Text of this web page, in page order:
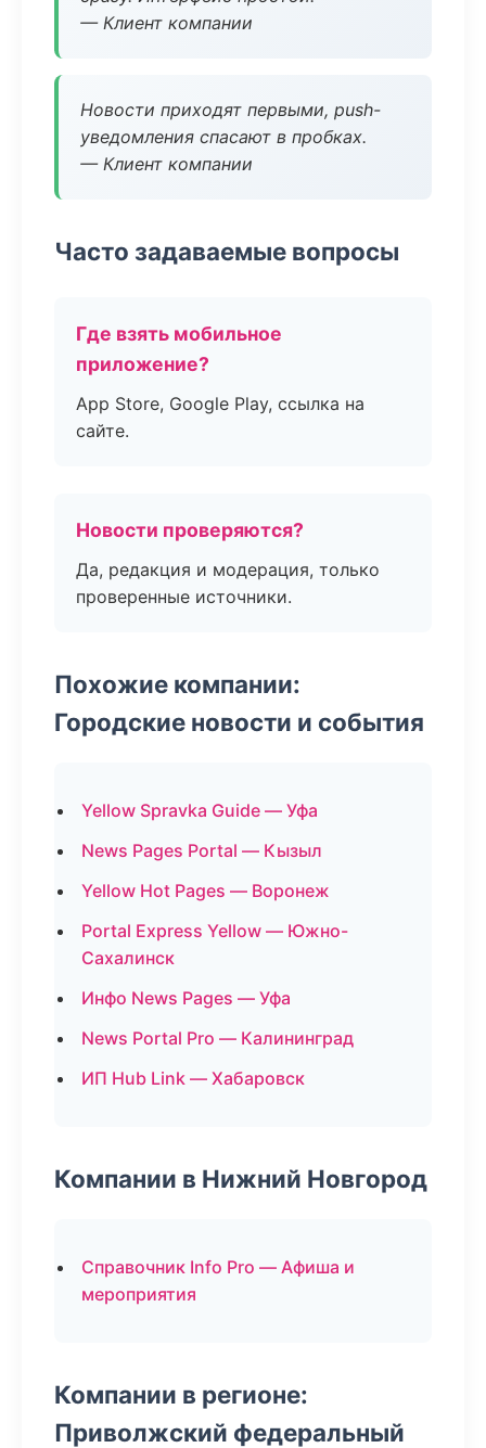
— Клиент компании
Новости приходят первыми, push-
уведомления спасают в пробках.
— Клиент компании
Часто задаваемые вопросы
Где взять мобильное
приложение?
App Store, Google Play, ссылка на
сайте.
Новости проверяются?
Да, редакция и модерация, только
проверенные источники.
Похожие компании:
Городские новости и события
Yellow Spravka Guide — Уфа
News Pages Portal — Кызыл
Yellow Hot Pages — Воронеж
Portal Express Yellow — Южно-
Сахалинск
Инфо News Pages — Уфа
News Portal Pro — Калининград
ИП Hub Link — Хабаровск
Компании в Нижний Новгород
Справочник Info Pro — Афиша и
мероприятия
Компании в регионе:
Приволжский федеральный